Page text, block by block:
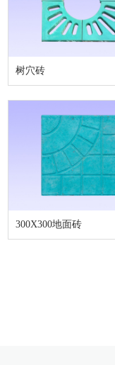
树穴砖
300X300地面砖